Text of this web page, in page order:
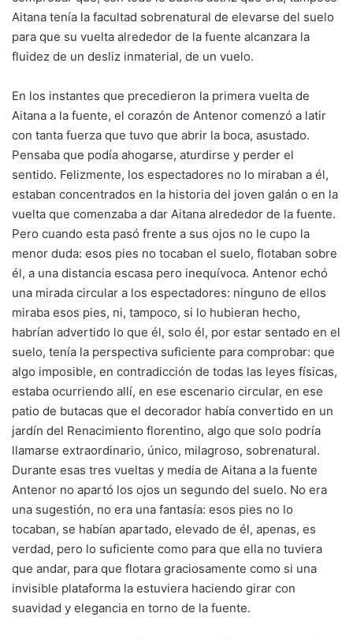
Aitana tenía la facultad sobrenatural de elevarse del suelo
para que su vuelta alrededor de la fuente alcanzara la
fluidez de un desliz inmaterial, de un vuelo.
En los instantes que precedieron la primera vuelta de
Aitana a la fuente, el corazón de Antenor comenzó a latir
con tanta fuerza que tuvo que abrir la boca, asustado.
Pensaba que podía ahogarse, aturdirse y perder el
sentido. Felizmente, los espectadores no lo miraban a él,
estaban concentrados en la historia del joven galán o en la
vuelta que comenzaba a dar Aitana alrededor de la fuente.
Pero cuando esta pasó frente a sus ojos no le cupo la
menor duda: esos pies no tocaban el suelo, flotaban sobre
él, a una distancia escasa pero inequívoca. Antenor echó
una mirada circular a los espectadores: ninguno de ellos
miraba esos pies, ni, tampoco, si lo hubieran hecho,
habrían advertido lo que él, solo él, por estar sentado en el
suelo, tenía la perspectiva suficiente para comprobar: que
algo imposible, en contradicción de todas las leyes físicas,
estaba ocurriendo allí, en ese escenario circular, en ese
patio de butacas que el decorador había convertido en un
jardín del Renacimiento florentino, algo que solo podría
llamarse extraordinario, único, milagroso, sobrenatural.
Durante esas tres vueltas y media de Aitana a la fuente
Antenor no apartó los ojos un segundo del suelo. No era
una sugestión, no era una fantasía: esos pies no lo
tocaban, se habían apartado, elevado de él, apenas, es
verdad, pero lo suficiente como para que ella no tuviera
que andar, para que flotara graciosamente como si una
invisible plataforma la estuviera haciendo girar con
suavidad y elegancia en torno de la fuente.